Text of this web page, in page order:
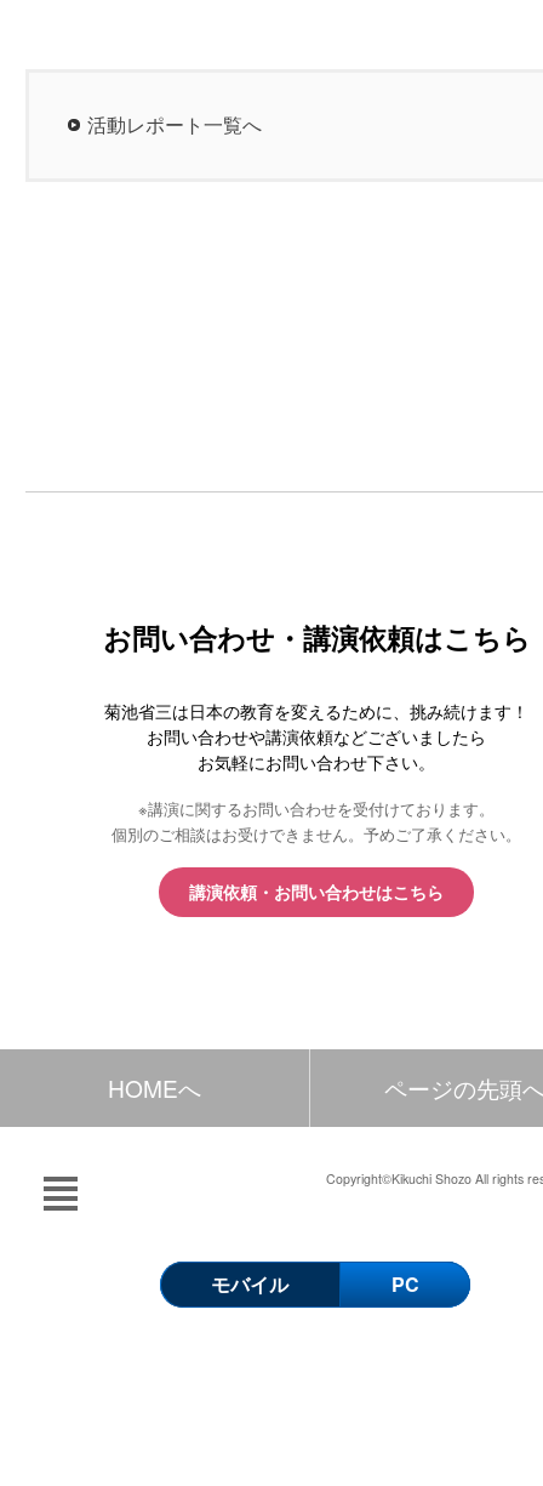
活動レポート一覧へ
お問い合わせ・講演依頼はこちら
菊池省三は日本の教育を変えるために、挑み続けます！
お問い合わせや講演依頼などございましたら
お気軽にお問い合わせ下さい。
※講演に関するお問い合わせを受付けております。
個別のご相談はお受けできません。予めご了承ください。
講演依頼・お問い合わせはこちら
HOMEへ ページの先頭
Copyright©Kikuchi Shozo All rights
モバイル PC